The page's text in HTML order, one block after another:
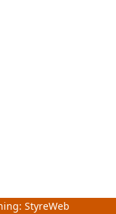
StyreWeb